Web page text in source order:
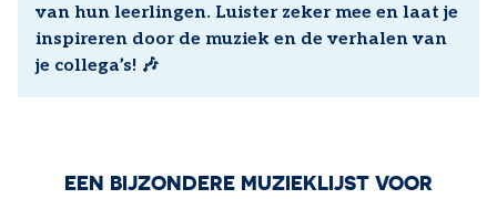
van hun leerlingen. Luister zeker mee en laat je
inspireren door de muziek en de verhalen van
je collega’s! 🎶
EEN BIJZONDERE MUZIEKLIJST VOOR